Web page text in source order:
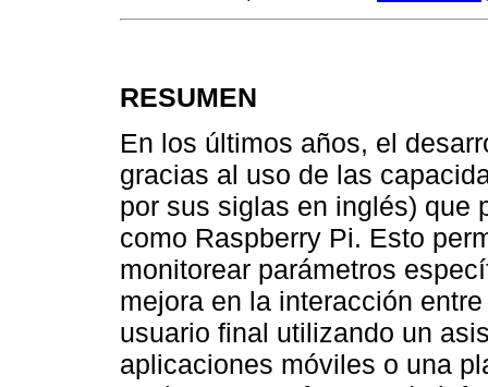
RESUMEN
En los últimos años, el
gracias al uso de las
por sus siglas en inglés) que
como Raspberry Pi. Esto
monitorear parámetros
mejora en la interacción
usuario final utilizando un
aplicaciones móviles o una